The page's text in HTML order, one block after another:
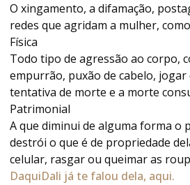
O xingamento, a difamação,
redes que agridam a mulher,
Física
Todo tipo de agressão ao corpo,
empurrão, puxão de cabelo,
tentativa de morte e a morte
Patrimonial
A que diminui de alguma forma o
destrói o que é de propriedade
celular, rasgar ou queimar as
DaquiDali já te falou dela, aqui.